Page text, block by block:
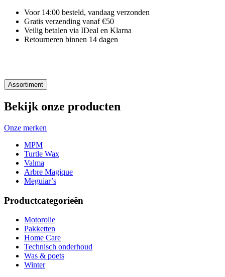
Voor 14:00 besteld, vandaag verzonden
Gratis verzending vanaf €50
Veilig betalen via IDeal en Klarna
Retourneren binnen 14 dagen
Assortiment
Bekijk onze producten
Onze merken
MPM
Turtle Wax
Valma
Arbre Magique
Meguiar’s
Productcategorieën
Motorolie
Pakketten
Home Care
Technisch onderhoud
Was & poets
Winter